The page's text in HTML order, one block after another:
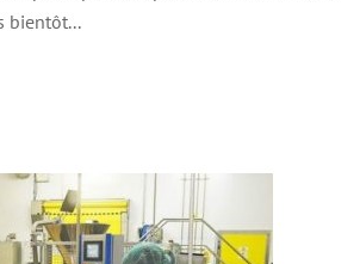
bientôt...